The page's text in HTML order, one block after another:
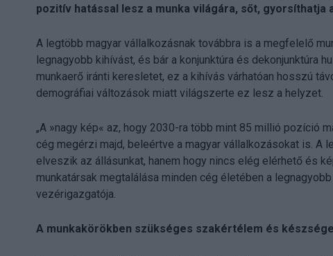
pozitív hatással lesz a munka világára, sőt, gyorsíthatja
A legtöbb magyar vállalkozásnak továbbra is a megfelelő
legnagyobb kihívást, és bár a konjunktúra és dekonjunktúra
munkaerő iránti keresletet, ez a kihívás várhatóan hosszú
demográfiai változások miatt világszerte ez lesz a helyzet.
„A »nagy kép« az, hogy 2030-ra több mint 85 millió pozíció
cég megérzi majd, beleértve a magyar vállalkozásokat is. A
elveszik az állásunkat, hanem hogy nincs elég elérhető és
munkatársak megtalálása minden cég életében a
vezérigazgatója.
A munkakörökben szükséges szakértélem és